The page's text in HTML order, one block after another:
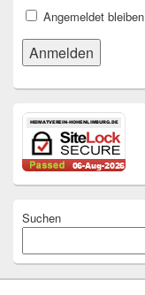
Angemeldet bleiben
Suchen